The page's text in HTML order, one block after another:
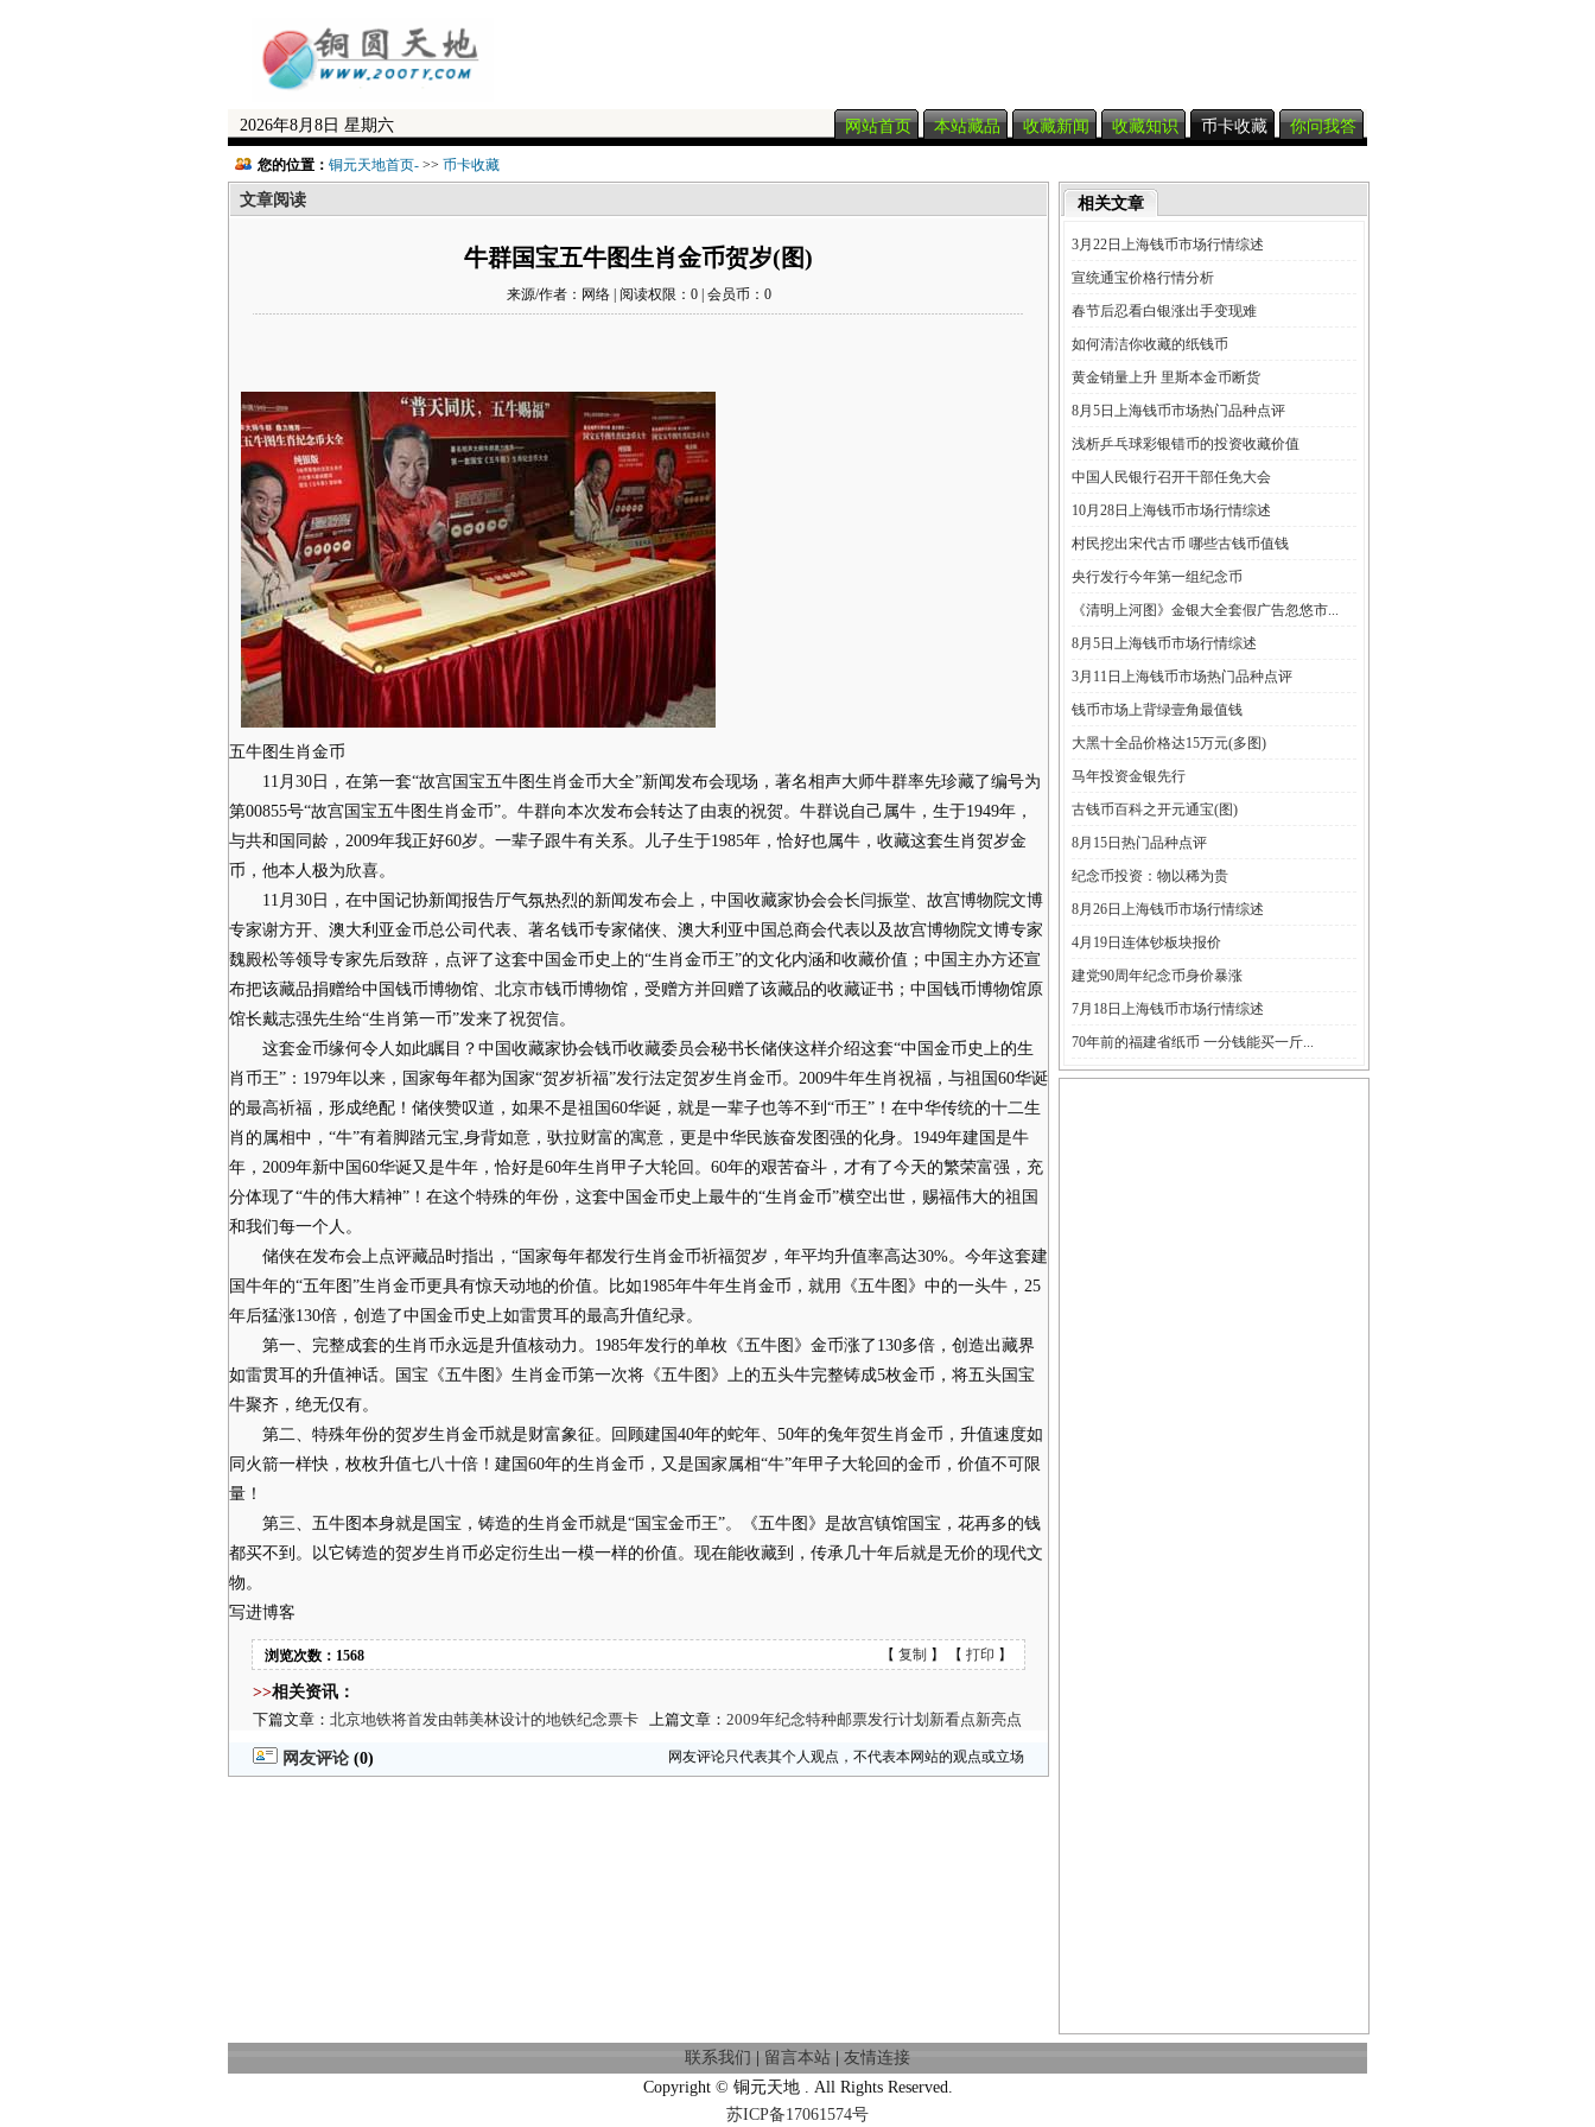
2026年8月8日 星期六 网站首页 本站藏品 收藏新闻 收藏知识 币卡收藏 你问我答
您的位置： 铜元天地首页- >> 币卡收藏
文章阅读
牛群国宝五牛图生肖金币贺岁(图)
来源/作者：网络 | 阅读权限：0 | 会员币：0
五牛图生肖金币
11月30日，在第一套“故宫国宝五牛图生肖金币大全”新闻发布会现场，著名相声大师牛群率先珍藏了编号为
第00855号“故宫国宝五牛图生肖金币”。牛群向本次发布会转达了由衷的祝贺。牛群说自己属牛，生于1949年，
与共和国同龄，2009年我正好60岁。一辈子跟牛有关系。儿子生于1985年，恰好也属牛，收藏这套生肖贺岁金
币，他本人极为欣喜。
11月30日，在中国记协新闻报告厅气氛热烈的新闻发布会上，中国收藏家协会会长闫振堂、故宫博物院文博
专家谢方开、澳大利亚金币总公司代表、著名钱币专家储侠、澳大利亚中国总商会代表以及故宫博物院文博专家
魏殿松等领导专家先后致辞，点评了这套中国金币史上的“生肖金币王”的文化内涵和收藏价值；中国主办方还宣
布把该藏品捐赠给中国钱币博物馆、北京市钱币博物馆，受赠方并回赠了该藏品的收藏证书；中国钱币博物馆原
馆长戴志强先生给“生肖第一币”发来了祝贺信。
这套金币缘何令人如此瞩目？中国收藏家协会钱币收藏委员会秘书长储侠这样介绍这套“中国金币史上的生
肖币王”：1979年以来，国家每年都为国家“贺岁祈福”发行法定贺岁生肖金币。2009牛年生肖祝福，与祖国60华诞
的最高祈福，形成绝配！储侠赞叹道，如果不是祖国60华诞，就是一辈子也等不到“币王”！在中华传统的十二生
肖的属相中，“牛”有着脚踏元宝,身背如意，驮拉财富的寓意，更是中华民族奋发图强的化身。1949年建国是牛
年，2009年新中国60华诞又是牛年，恰好是60年生肖甲子大轮回。60年的艰苦奋斗，才有了今天的繁荣富强，充
分体现了“牛的伟大精神”！在这个特殊的年份，这套中国金币史上最牛的“生肖金币”横空出世，赐福伟大的祖国
和我们每一个人。
储侠在发布会上点评藏品时指出，“国家每年都发行生肖金币祈福贺岁，年平均升值率高达30%。今年这套建
国牛年的“五年图”生肖金币更具有惊天动地的价值。比如1985年牛年生肖金币，就用《五牛图》中的一头牛，25
年后猛涨130倍，创造了中国金币史上如雷贯耳的最高升值纪录。
第一、完整成套的生肖币永远是升值核动力。1985年发行的单枚《五牛图》金币涨了130多倍，创造出藏界
如雷贯耳的升值神话。国宝《五牛图》生肖金币第一次将《五牛图》上的五头牛完整铸成5枚金币，将五头国宝
牛聚齐，绝无仅有。
第二、特殊年份的贺岁生肖金币就是财富象征。回顾建国40年的蛇年、50年的兔年贺生肖金币，升值速度如
同火箭一样快，枚枚升值七八十倍！建国60年的生肖金币，又是国家属相“牛”年甲子大轮回的金币，价值不可限
量！
第三、五牛图本身就是国宝，铸造的生肖金币就是“国宝金币王”。《五牛图》是故宫镇馆国宝，花再多的钱
都买不到。以它铸造的贺岁生肖币必定衍生出一模一样的价值。现在能收藏到，传承几十年后就是无价的现代文
物。
写进博客
浏览次数：1568 【 复制 】 【 打印 】
>>相关资讯：
下篇文章： 北京地铁将首发由韩美林设计的地铁纪念票卡 上篇文章： 2009年纪念特种邮票发行计划新看点新亮点
网友评论 (0) 网友评论只代表其个人观点，不代表本网站的观点或立场
相关文章
3月22日上海钱币市场行情综述
宣统通宝价格行情分析
春节后忍看白银涨出手变现难
如何清洁你收藏的纸钱币
黄金销量上升 里斯本金币断货
8月5日上海钱币市场热门品种点评
浅析乒乓球彩银错币的投资收藏价值
中国人民银行召开干部任免大会
10月28日上海钱币市场行情综述
村民挖出宋代古币 哪些古钱币值钱
央行发行今年第一组纪念币
《清明上河图》金银大全套假广告忽悠市...
8月5日上海钱币市场行情综述
3月11日上海钱币市场热门品种点评
钱币市场上背绿壹角最值钱
大黑十全品价格达15万元(多图)
马年投资金银先行
古钱币百科之开元通宝(图)
8月15日热门品种点评
纪念币投资：物以稀为贵
8月26日上海钱币市场行情综述
4月19日连体钞板块报价
建党90周年纪念币身价暴涨
7月18日上海钱币市场行情综述
70年前的福建省纸币 一分钱能买一斤...
联系我们 留言本站
友情连接
Copyright © 铜元天地 . All Rights Reserved.
苏ICP备17061574号